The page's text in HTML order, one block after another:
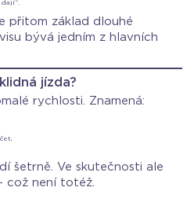
dají“.
přitom základ dlouhé
bývá jedním z hlavních
jízda?
rychlosti. Znamená:
šetrně. Ve skutečnosti ale
což není totéž.